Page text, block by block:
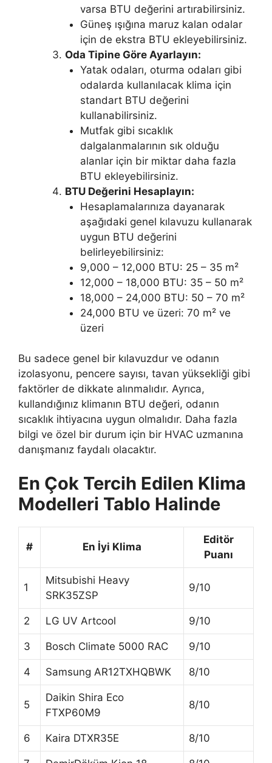
varsa BTU değerini artırabilirsiniz.
Güneş ışığına maruz kalan odalar
için de ekstra BTU ekleyebilirsiniz.
Oda Tipine Göre Ayarlayın:
Yatak odaları, oturma odaları gibi
odalarda kullanılacak klima için
standart BTU değerini
kullanabilirsiniz.
Mutfak gibi sıcaklık
dalgalanmalarının sık olduğu
alanlar için bir miktar daha fazla
BTU ekleyebilirsiniz.
BTU Değerini Hesaplayın:
Hesaplamalarınıza dayanarak
aşağıdaki genel kılavuzu kullanarak
uygun BTU değerini
belirleyebilirsiniz:
9,000 – 12,000 BTU: 25 – 35 m²
12,000 – 18,000 BTU: 35 – 50 m²
18,000 – 24,000 BTU: 50 – 70 m²
24,000 BTU ve üzeri: 70 m² ve
üzeri
Bu sadece genel bir kılavuzdur ve odanın
izolasyonu, pencere sayısı, tavan yüksekliği gibi
faktörler de dikkate alınmalıdır. Ayrıca,
kullandığınız klimanın BTU değeri, odanın
sıcaklık ihtiyacına uygun olmalıdır. Daha fazla
bilgi ve özel bir durum için bir HVAC uzmanına
danışmanız faydalı olacaktır.
En Çok Tercih Edilen Klima
Modelleri Tablo Halinde
# En İyi Klima
Editör
Puanı
1
Mitsubishi Heavy
SRK35ZSP
9/10
2 LG UV Artcool 9/10
3 Bosch Climate 5000 RAC 9/10
4 Samsung AR12TXHQBWK 8/10
5
Daikin Shira Eco
FTXP60M9
8/10
6 Kaira DTXR35E 8/10